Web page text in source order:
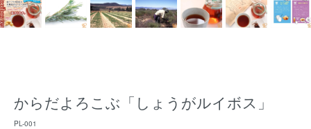
からだよろこぶ「しょうがルイボス」
PL-001